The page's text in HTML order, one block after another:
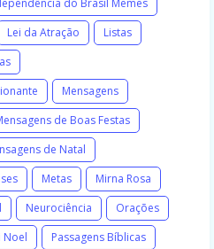
do Brasil Memes
Lei da Atração
Listas
Mensagens
de Boas Festas
de Natal
Metas
Mirna Rosa
Neurociência
Orações
Noel
Passagens Bíblicas